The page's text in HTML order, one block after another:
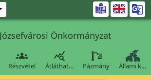

Józsefvárosi Önkormányzat

Részvétel

Átláthat… Pázmány Állami k…